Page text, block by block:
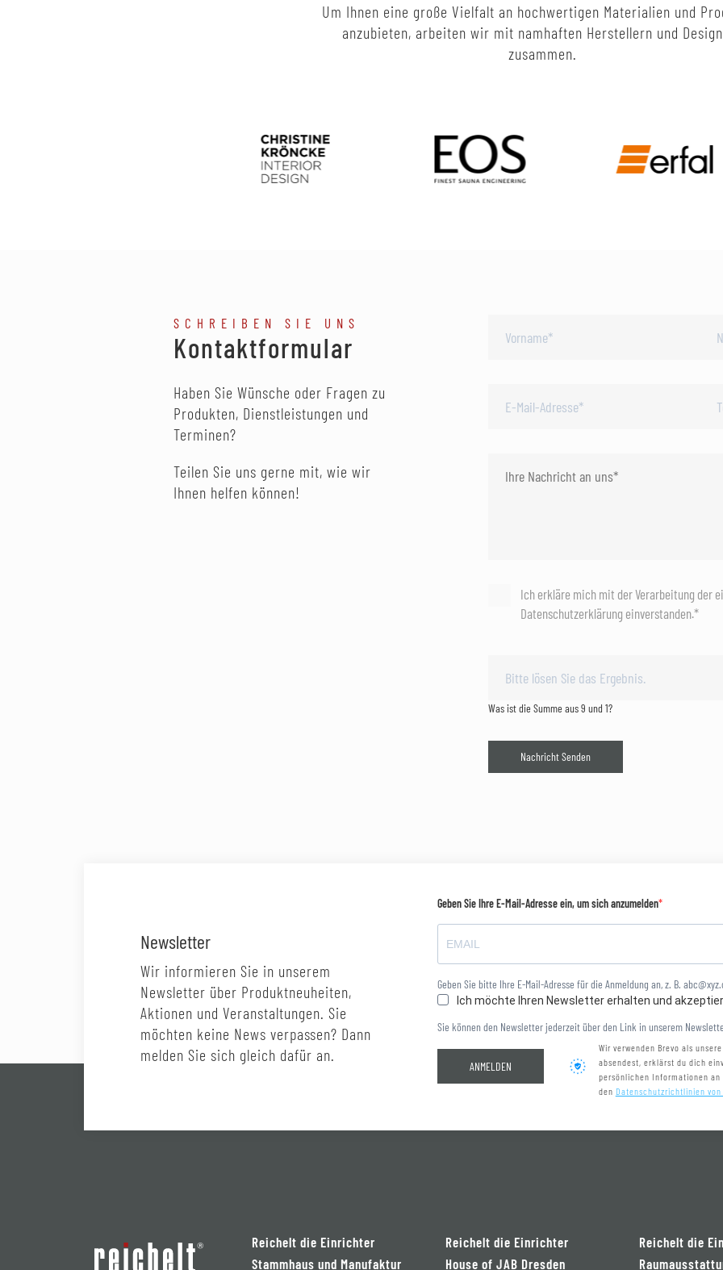
Um Ihnen eine große Vielfalt an hochwertigen Materialien und
anzubieten, arbeiten wir mit namhaften Herstellern und
zusammen.
SCHREIBEN SIE UNS
Kontaktformular
Haben Sie Wünsche oder Fragen zu
Produkten, Dienstleistungen und
Terminen?
Teilen Sie uns gerne mit, wie wir
Ihnen helfen können!
Ich erkläre mich mit der Verarbeitung der
Datenschutzerklärung einverstanden.*
Was ist die Summe aus 9 und 1?
Nachricht Senden
Newsletter
Wir informieren Sie in unserem
Newsletter über Produktneuheiten,
Aktionen und Veranstaltungen. Sie
möchten keine News verpassen? Dann
melden Sie sich gleich dafür an.
Geben Sie Ihre E-Mail-Adresse ein, um sich anzumelden
Geben Sie bitte Ihre E-Mail-Adresse für die Anmeldung an, z. B.
Ich möchte Ihren Newsletter erhalten und
Sie können den Newsletter jederzeit über den Link in unserem
ANMELDEN
Wir verwenden Brevo als
absendest, erklärst du dich
persönlichen Informationen an
den Datenschutzrichtlinien von
Reichelt die Einrichter
Stammhaus und Manufaktur
Reichelt die Einrichter
House of JAB Dresden
Reichelt die